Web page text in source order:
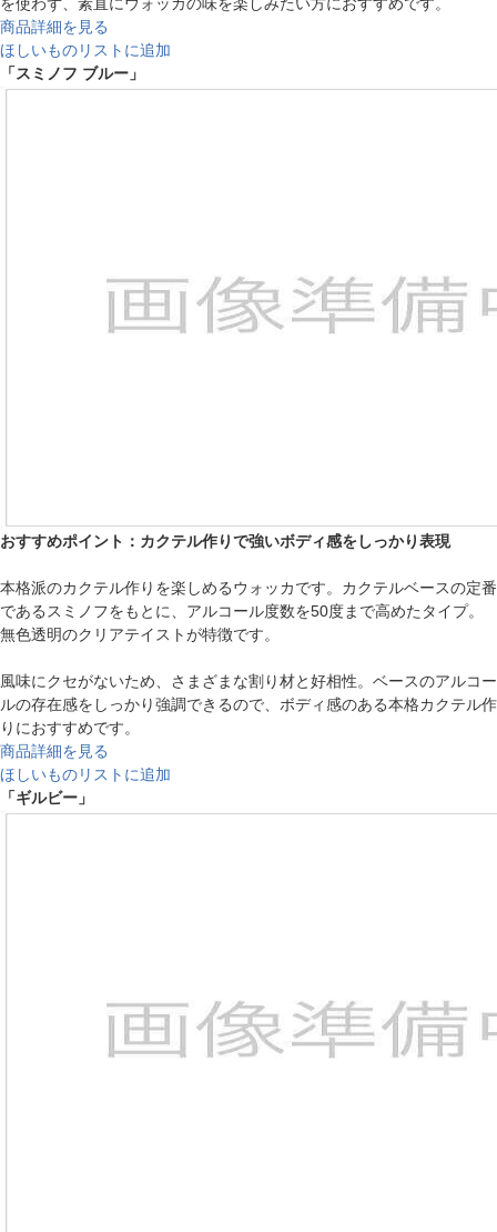
商品詳細を見る
ほしいものリストに追加
「スミノフ ブルー」
おすすめポイント：カクテル作りで強いボディ感をしっかり表現
本格派のカクテル作りを楽しめるウォッカです。カクテルベースの定番
であるスミノフをもとに、アルコール度数を50度まで高めたタイプ。
無色透明のクリアテイストが特徴です。
風味にクセがないため、さまざまな割り材と好相性。ベースのアルコー
ルの存在感をしっかり強調できるので、ボディ感のある本格カクテル作
りにおすすめです。
商品詳細を見る
ほしいものリストに追加
「ギルビー」